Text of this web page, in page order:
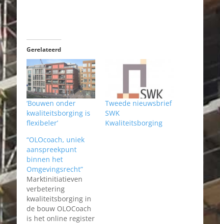
Gerelateerd
‘Bouwen onder
kwaliteitsborging is
flexibeler’
Tweede nieuwsbrief
SWK
Kwaliteitsborging
“OLOcoach, uniek
aanspreekpunt
binnen het
Omgevingsrecht”
Marktinitiatieven
verbetering
kwaliteitsborging in
de bouw OLOCoach
is het online register